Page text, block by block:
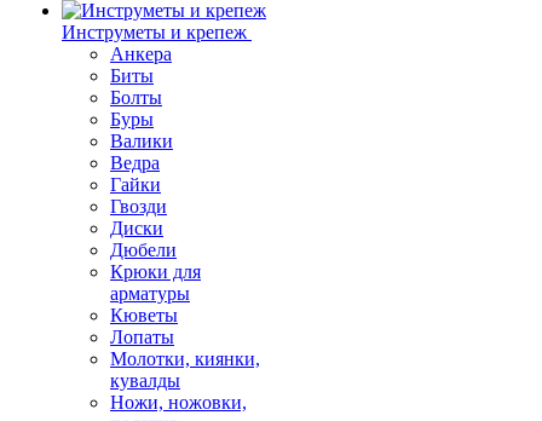
Инструметы и крепеж
Анкера
Биты
Болты
Буры
Валики
Ведра
Гайки
Гвозди
Диски
Дюбели
Крюки для
арматуры
Кюветы
Лопаты
Молотки, киянки,
кувалды
Ножи, ножовки,